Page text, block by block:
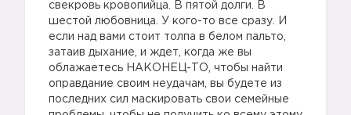
свекровь кровопийца. В пятой долги. В
шестой любовница. У кого-то все сразу. И
если над вами стоит толпа в белом пальто,
затаив дыхание, и ждет, когда же вы
облажаетесь НАКОНЕЦ-ТО, чтобы найти
оправдание своим неудачам, вы будете из
последних сил маскировать свои семейные